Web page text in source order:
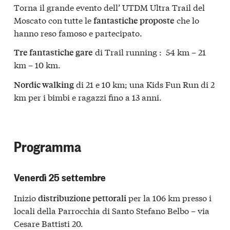
Torna il grande evento dell’ UTDM Ultra Trail del
Moscato con tutte lefantastiche proposte che lo
hanno reso famoso e partecipato.
Tre fantastiche gare di Trail running : 54 km – 21
km – 10 km.
Nordic walkingdi 21 e 10 km; una Kids Fun Run di 2
km per i bimbi e ragazzi fino a 13 anni.
Programma
Venerdì 25 settembre
Iniziodistribuzione pettoraliper la 106 km presso i
locali della Parrocchia di Santo Stefano Belbo – via
Cesare Battisti 20.